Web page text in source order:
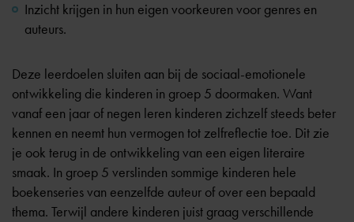
Inzicht krijgen in hun eigen voorkeuren voor genres en
auteurs.
Deze leerdoelen sluiten aan bij de sociaal-emotionele
ontwikkeling die kinderen in groep 5 doormaken. Want
vanaf een jaar of negen leren kinderen zichzelf steeds beter
kennen en neemt hun vermogen tot zelfreflectie toe. Dit zie
je ook terug in de ontwikkeling van een eigen literaire
smaak. In groep 5 verslinden sommige kinderen hele
boekenseries van eenzelfde auteur of over een bepaald
thema. Terwijl andere kinderen juist graag verschillende